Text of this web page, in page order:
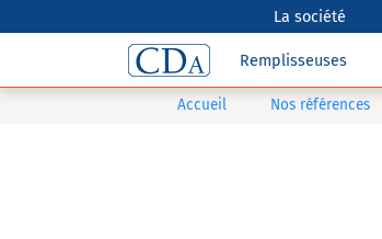
La société
Remplisseuses
Accueil Nos références